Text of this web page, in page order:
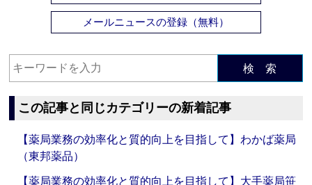
メールニュースの登録（無料）
検 索
この記事と同じカテゴリーの新着記事
【薬局業務の効率化と質的向上を目指して】わかば薬局
（東邦薬品）
【薬局業務の効率化と質的向上を目指して】大手薬局笹